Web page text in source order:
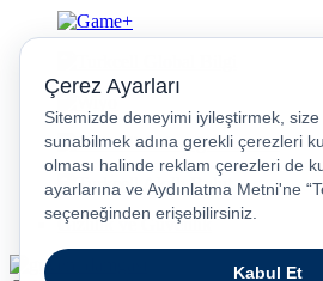
Gizlilik ve Güvenlik